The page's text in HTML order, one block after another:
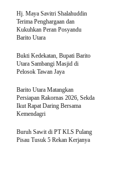
Hj. Maya Savitri Shalahuddin
Terima Penghargaan dan
Kukuhkan Peran Posyandu
Barito Utara
Bukti Kedekatan, Bupati Barito
Utara Sambangi Masjid di
Pelosok Tawan Jaya
Barito Utara Matangkan
Persiapan Rakornas 2026, Sekda
Ikut Rapat Daring Bersama
Kemendagri
Buruh Sawit di PT KLS Pulang
Pisau Tusuk 5 Rekan Kerjanya